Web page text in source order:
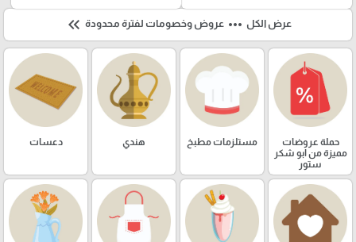
عرض الكل more_horiz عروض وخصومات لفترة محدودة keyboard_double_arrow_left
حملة عروضات
مميزة من ابو شكر
ستور
مستلزمات مطبخ هندي دعسات